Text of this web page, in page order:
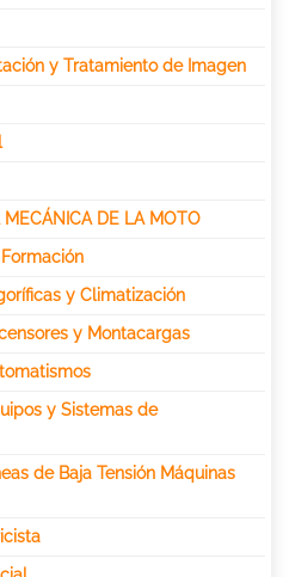
y Tratamiento de Imagen
DE LA MOTO
y Climatización
y Montacargas
y Sistemas de
de Baja Tensión Máquinas